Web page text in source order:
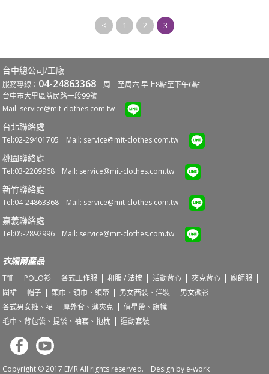
< 1 2 3
台中總公司/工廠
服務專線： 04-24863368 周一至周六 早上8點至下午6點
台中市大里區益民路一段99號
Mail: service@mit-clothes.com.tw
台北聯絡處
Tel:02-29401705 Mail: service@mit-clothes.com.tw
桃園聯絡處
Tel:03-2209968 Mail: service@mit-clothes.com.tw
新竹聯絡處
Tel:04-24863368 Mail: service@mit-clothes.com.tw
嘉義聯絡處
Tel:05-2892996 Mail: service@mit-clothes.com.tw
衣媚爾產品
T恤 POLO衫 各式工作服 和服 / 法披 活動背心 夾克背心
廚師服
圍裙
帽子 頭巾、領巾、領帶 男女西裝、洋裝
男女襯衫
各式男女褲、裙
厚外套、薄夾克
值星帶、旗幟
毛巾、背包袋、提袋、袖套、抱枕
運動套裝
Copyright © 2017 EMR All rights reserved. Design by e-work